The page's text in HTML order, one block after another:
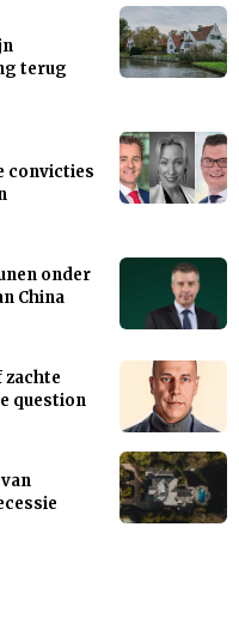
terug
convicties
onder
China
zachte
question